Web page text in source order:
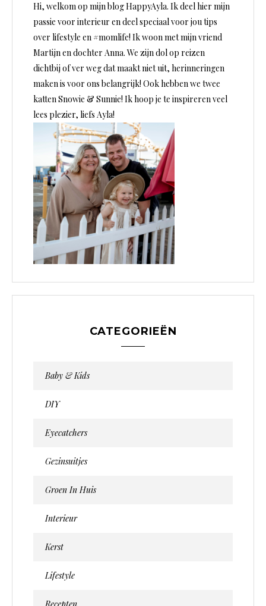
Hi, welkom op mijn blog HappyAyla. Ik deel hier mijn
passie voor interieur en deel speciaal voor jou tips
over lifestyle en #momlife! Ik woon met mijn vriend
Martijn en dochter Anna. We zijn dol op reizen
dichtbij of ver weg dat maakt niet uit, herinneringen
maken is voor ons belangrijk! Ook hebben we twee
katten Snowie & Sunnie! Ik hoop je te inspireren veel
lees plezier, liefs Ayla!
CATEGORIEËN
Baby & Kids
DIY
Eyecatchers
Gezinsuitjes
Groen In Huis
Interieur
Kerst
Lifestyle